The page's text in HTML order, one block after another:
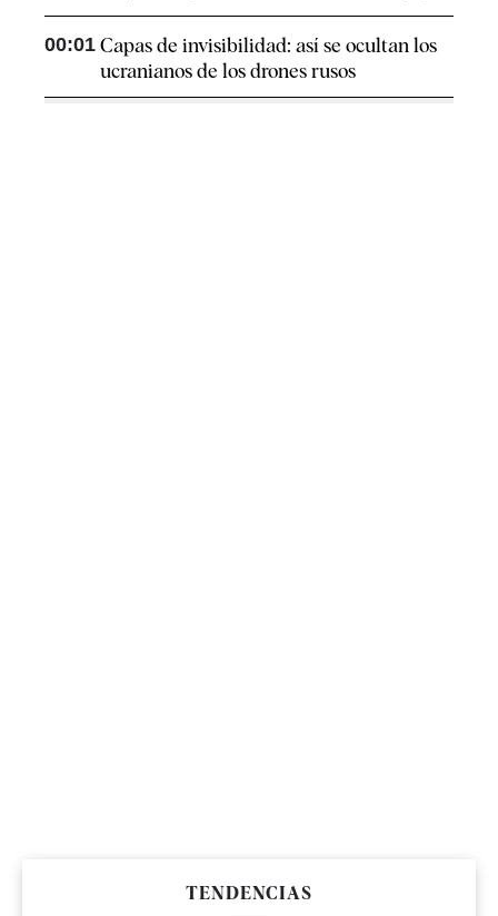
00:01 Capas de invisibilidad: así se ocultan los
ucranianos de los drones rusos
TENDENCIAS